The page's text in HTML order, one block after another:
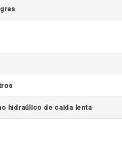
hidraúlico de caida lenta